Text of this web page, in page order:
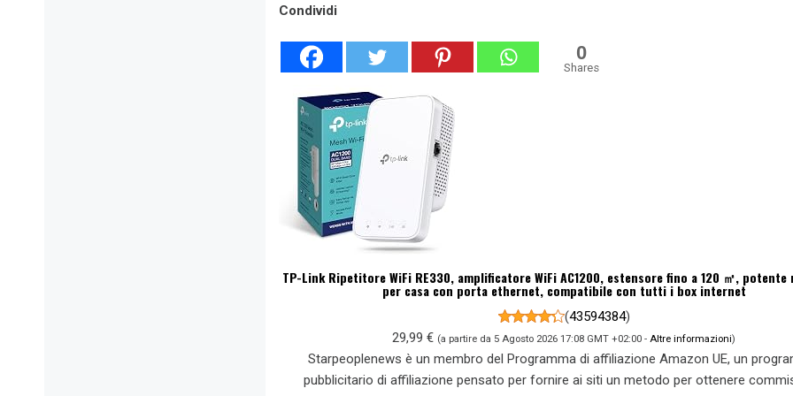
Condividi
0
Shares
TP-Link Ripetitore WiFi RE330, amplificatore WiFi AC1200, estensore fino a 120 ㎡,
per casa con porta ethernet, compatibile con tutti i box internet
(43594384)
29,99 € (a partire da 5 Agosto 2026 17:08 GMT +02:00 - Altre informazioni)
Starpeoplenews è un membro del Programma di affiliazione Amazon UE, un
pubblicitario di affiliazione pensato per fornire ai siti un metodo per ottenere